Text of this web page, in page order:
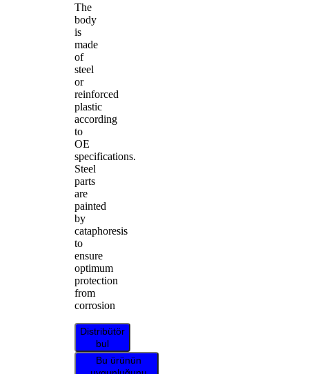
The
body
is
made
of
steel
or
reinforced
plastic
according
to
OE
specifications.
Steel
parts
are
painted
by
cataphoresis
to
ensure
optimum
protection
from
corrosion
Distribütör
bul
Bu ürünün